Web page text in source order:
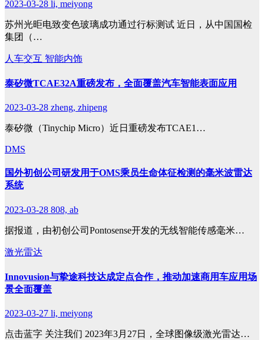
2023-03-28 li, meiyong
苏州光昛电致变色玻璃成功通过行标测试 近日，从中国国检
集团（…
人车交互 智能内饰
泰矽微TCAE32A重磅发布，全面覆盖汽车智能表面应用
2023-03-28 zheng, zhipeng
泰矽微（Tinychip Micro）近日重磅发布TCAE1…
DMS
国外初创公司研发用于OMS乘员生命体征检测的毫米波雷达
系统
2023-03-28 808, ab
据报道，由初创公司Pontosense开发的无线智能传感毫米…
激光雷达
Innovusion与挚途科技达成定点合作，推动加速商用车应用场
景全面覆盖
2023-03-27 li, meiyong
点击蓝字 关注我们 2023年3月27日，全球图像级激光雷达…